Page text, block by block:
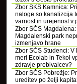
Zbor SKS Kamnica:
naloge so kanalizcija
varnost in urejenost v
Zbor SČS Magdalena:
Magdalenski park
izmenjavo hrane
Zbor SČS Studenci: V
meri Ecolab in Tekol
zdravje prebivalcev?
Zbor SČS Pobrežje:
ureditev po želji